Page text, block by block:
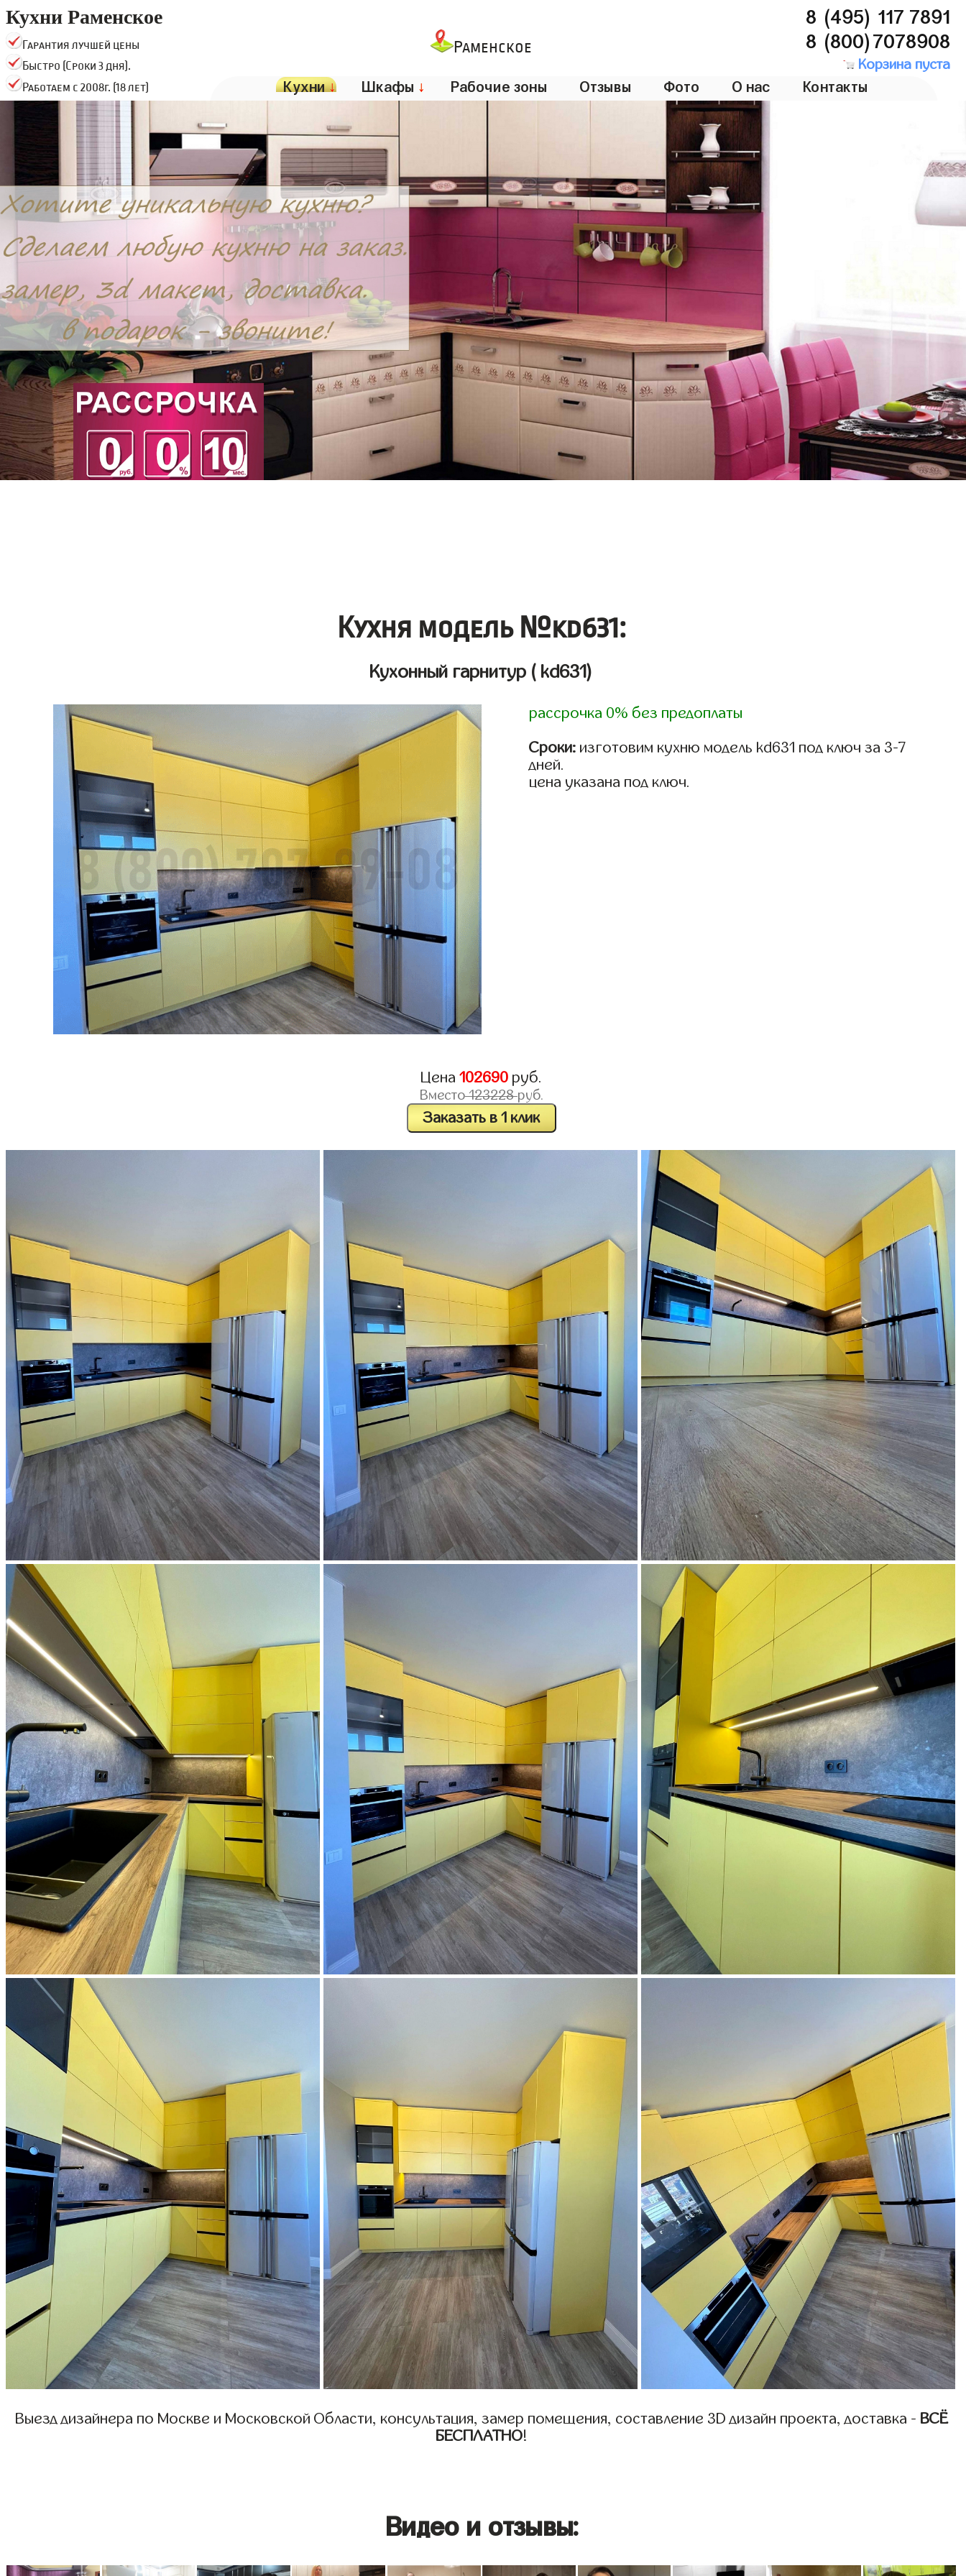
Кухни Раменское
Гарантия лучшей цены
Быстро (Сроки 3 дня).
Работаем с 2008г. (18 лет)
Раменское
8 (495) 117 7891
8 (800)7078908
Корзина пуста
Кухни↓ Шкафы ↓ Рабочие зоны Отзывы Фото О нас Контакты
Кухня модель №kd631:
Кухонный гарнитур ( kd631)
рассрочка 0% без предоплаты
Сроки: изготовим кухню модель kd631 под ключ за 3-7
дней.
цена указана под ключ.
Цена102690 руб.
Вместо123228руб.
Заказать в 1 клик
Выезд дизайнера по Москве и Московской Области, консультация, замер помещения, составление 3D дизайн проекта, доставка - ВСЁ
БЕСПЛАТНО!
Видео и отзывы: